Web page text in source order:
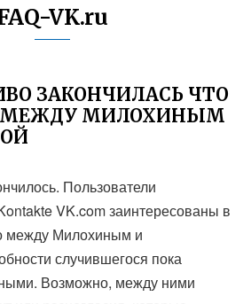
VK.ru
ЗАКОНЧИЛАСЬ ЧТО
МЕЖДУ МИЛОХИНЫМ
Пользователи
VK.com заинтересованы в
между Милохиным и
случившегося пока
Возможно, между ними